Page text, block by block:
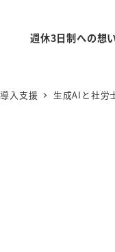
週休3日制への想
入支援 生成AIと社労